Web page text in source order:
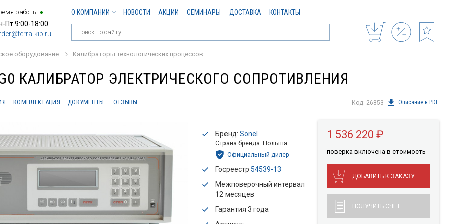
работы
Пт 9:00-18:00
kip.ru
О КОМПАНИИ НОВОСТИ АКЦИИ СЕМИНАРЫ ДОСТАВКА КОНТАКТЫ
оборудование Калибраторы технологических процессов
КАЛИБРАТОР ЭЛЕКТРИЧЕСКОГО СОПРОТИВЛЕНИЯ
КОМПЛЕКТАЦИЯ ДОКУМЕНТЫ ОТЗЫВЫ Код: 26853 Описание в PDF
Бренд:Sonel
Страна бренда: Польша
Официальный дилер
Госреестр 54539-13
Межповерочный интервал
12 месяцев
Гарантия 3 года
1 536 220 ₽
поверкa включена в стоимость
ДОБАВИТЬ К ЗАКАЗУ
ПОЛУЧИТЬ СЧЕТ